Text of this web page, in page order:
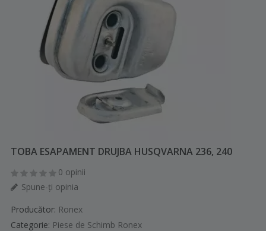
TOBA ESAPAMENT DRUJBA HUSQVARNA 236, 240
0 opinii
Spune-ţi opinia
Producător: Ronex
Categorie: Piese de Schimb Ronex